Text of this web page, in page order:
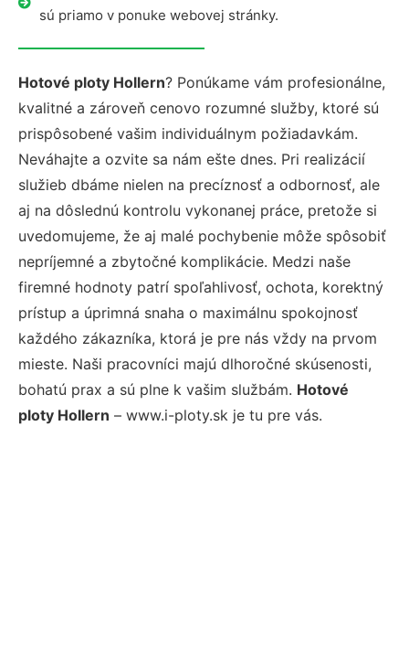
sú priamo v ponuke webovej stránky.
Hotové ploty Hollern? Ponúkame vám profesionálne,
kvalitné a zároveň cenovo rozumné služby, ktoré sú
prispôsobené vašim individuálnym požiadavkám.
Neváhajte a ozvite sa nám ešte dnes. Pri realizácií
služieb dbáme nielen na precíznosť a odbornosť, ale
aj na dôslednú kontrolu vykonanej práce, pretože si
uvedomujeme, že aj malé pochybenie môže spôsobiť
nepríjemné a zbytočné komplikácie. Medzi naše
firemné hodnoty patrí spoľahlivosť, ochota, korektný
prístup a úprimná snaha o maximálnu spokojnosť
každého zákazníka, ktorá je pre nás vždy na prvom
mieste. Naši pracovníci majú dlhoročné skúsenosti,
bohatú prax a sú plne k vašim službám. Hotové
ploty Hollern – www.i-ploty.sk je tu pre vás.